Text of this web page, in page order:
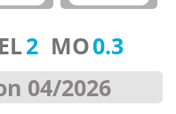
2 MO0.3
04/2026